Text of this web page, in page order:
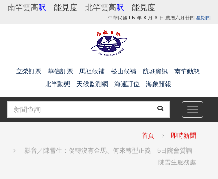
南竿雲高呎 能見度 北竿雲高呎 能見度
中華民國 115 年 8 月 6 日 農曆六月廿四 星期四
立榮訂票 華信訂票 馬祖候補 松山候補 航班資訊
南竿動態
北竿動態
天候監測網 海運訂位 海象預報
Toggle
首頁 即時新聞
影音／陳雪生：促轉沒有金馬、何來轉型正義 5日院會質詢--
陳雪生服務處